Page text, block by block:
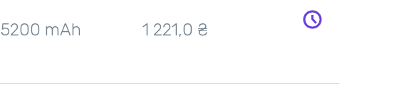
5200 mAh 1 221,0 ₴